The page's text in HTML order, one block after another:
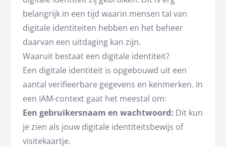
belangrijk in een tijd waarin mensen tal van
digitale identiteiten hebben en het beheer
daarvan een uitdaging kan zijn.
Waaruit bestaat een digitale identiteit?
Een digitale identiteit is opgebouwd uit een
aantal verifieerbare gegevens en kenmerken. In
een IAM-context gaat het meestal om:
Een gebruikersnaam en wachtwoord: Dit kun
je zien als jouw digitale identiteitsbewijs of
visitekaartje.